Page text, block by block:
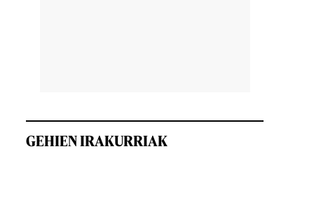
GEHIEN IRAKURRIAK